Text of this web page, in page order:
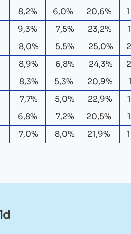
8,2% 6,0% 20,6%
9,3% 7,5% 23,2%
8,0% 5,5% 25,0%
8,9% 6,8% 24,3%
8,3% 5,3% 20,9%
7,7% 5,0% 22,9%
6,8% 7,2% 20,5%
7,0% 8,0% 21,9%